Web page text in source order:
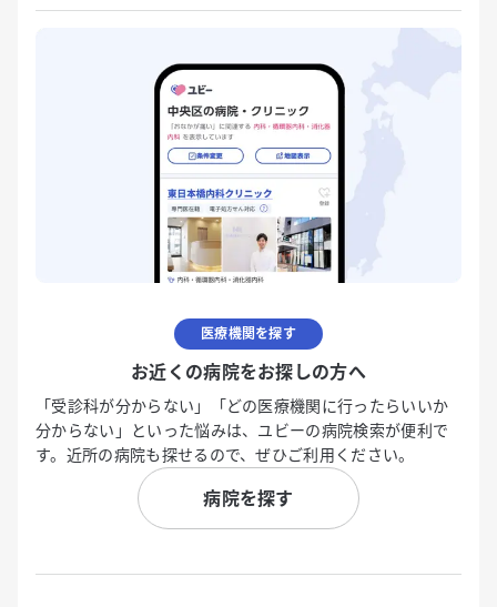
医療機関を探す
お近くの病院をお探しの方へ
「受診科が分からない」「どの医療機関に行ったらいいか
分からない」といった悩みは、ユビーの病院検索が便利で
す。近所の病院も探せるので、ぜひご利用ください。
病院を探す